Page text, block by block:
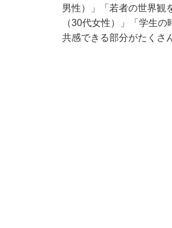
男性）」「若者の世界観
（30代女性）」「学生
共感できる部分がたくさ